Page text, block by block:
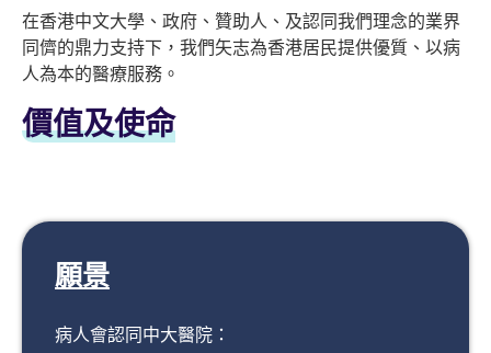
在香港中文大學、政府、贊助人、及認同我們理念的業界
同儕的鼎力支持下，我們矢志為香港居民提供優質、以病
人為本的醫療服務。
價值及使命
願景​​
病人會認同中大醫院：